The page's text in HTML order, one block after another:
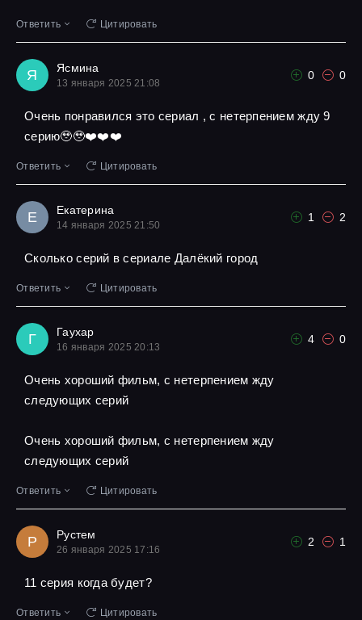
Ответить Цитировать
Я Ясмина
13 января 2025 21:08
0 0
Очень понравился это сериал , с нетерпением жду 9
серию🥹🥹❤️❤️❤️
Ответить Цитировать
Е Екатерина
14 января 2025 21:50
1 2
Сколько серий в сериале Далёкий город
Ответить Цитировать
Г Гаухар
16 января 2025 20:13
4 0
Очень хороший фильм, с нетерпением жду
следующих серий
Очень хороший фильм, с нетерпением жду
следующих серий
Ответить Цитировать
Р Рустем
26 января 2025 17:16
2 1
11 серия когда будет?
Ответить Цитировать